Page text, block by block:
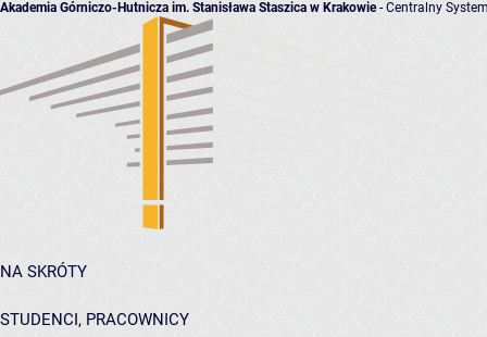
Akademia Górniczo-Hutnicza im. Stanisława Staszica w Krakowie- Centralny
NA SKRÓTY
STUDENCI, PRACOWNICY